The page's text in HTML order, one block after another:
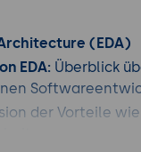
(EDA)
EDA: Überblick
der Vorteile